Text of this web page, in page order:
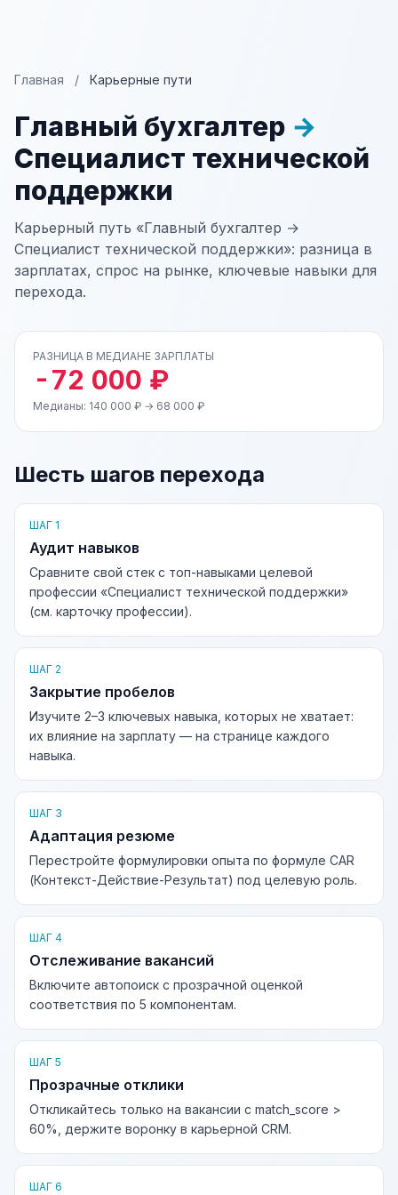
Главная / Карьерные пути
Главный бухгалтер →
Специалист технической
поддержки
Карьерный путь «Главный бухгалтер →
Специалист технической поддержки»: разница в
зарплатах, спрос на рынке, ключевые навыки для
перехода.
РАЗНИЦА В МЕДИАНЕ ЗАРПЛАТЫ
-72 000 ₽
Медианы: 140 000 ₽ → 68 000 ₽
Шесть шагов перехода
ШАГ 1
Аудит навыков
Сравните свой стек с топ-навыками целевой
профессии «Специалист технической поддержки»
(см. карточку профессии).
ШАГ 2
Закрытие пробелов
Изучите 2–3 ключевых навыка, которых не хватает:
их влияние на зарплату — на странице каждого
навыка.
ШАГ 3
Адаптация резюме
Перестройте формулировки опыта по формуле CAR
(Контекст-Действие-Результат) под целевую роль.
ШАГ 4
Отслеживание вакансий
Включите автопоиск с прозрачной оценкой
соответствия по 5 компонентам.
ШАГ 5
Прозрачные отклики
Откликайтесь только на вакансии с match_score >
60%, держите воронку в карьерной CRM.
ШАГ 6